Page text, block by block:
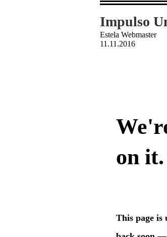
Impulso
Estela Webmaster
11.11.2016